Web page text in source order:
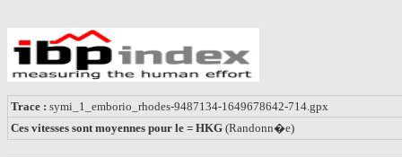
Trace : symi_1_emborio_rhodes-9487134-1649678642-714.gpx
Ces vitesses sont moyennes pour le = HKG (Randonn�e)